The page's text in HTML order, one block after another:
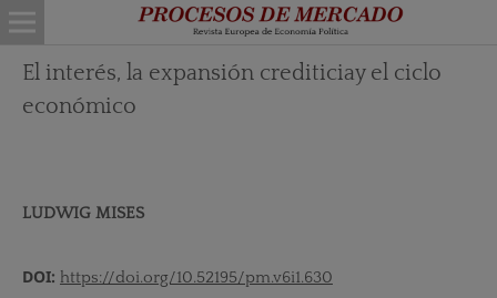
El interés, la expansión crediticiay el ciclo
económico
LUDWIG MISES
DOI: https://doi.org/10.52195/pm.v6i1.630